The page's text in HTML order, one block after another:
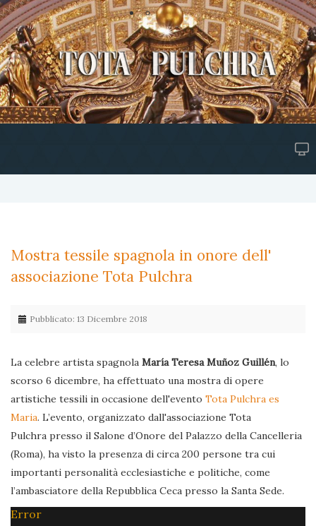
Mostra tessile spagnola in onore dell'
associazione Tota Pulchra
Pubblicato: 13 Dicembre 2018
La celebre artista spagnola María Teresa Muñoz Guillén, lo
scorso 6 dicembre, ha effettuato una mostra di opere
artistiche tessili in occasione dell'evento Tota Pulchra es
Maria. L’evento, organizzato dall'associazione Tota
Pulchra presso il Salone d’Onore del Palazzo della Cancelleria
(Roma), ha visto la presenza di circa 200 persone tra cui
importanti personalità ecclesiastiche e politiche, come
l’ambasciatore della Repubblica Ceca presso la Santa Sede.
Error